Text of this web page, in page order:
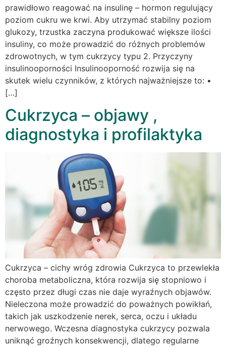
prawidłowo reagować na insulinę – hormon regulujący
poziom cukru we krwi. Aby utrzymać stabilny poziom
glukozy, trzustka zaczyna produkować większe ilości
insuliny, co może prowadzić do różnych problemów
zdrowotnych, w tym cukrzycy typu 2. Przyczyny
insulinooporności Insulinooporność rozwija się na
skutek wielu czynników, z których najważniejsze to: •
[…]
Cukrzyca – objawy ,
diagnostyka i profilaktyka
Cukrzyca – cichy wróg zdrowia Cukrzyca to przewlekła
choroba metaboliczna, która rozwija się stopniowo i
często przez długi czas nie daje wyraźnych objawów.
Nieleczona może prowadzić do poważnych powikłań,
takich jak uszkodzenie nerek, serca, oczu i układu
nerwowego. Wczesna diagnostyka cukrzycy pozwala
uniknąć groźnych konsekwencji, dlatego regularne